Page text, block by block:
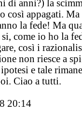
di anni?) la
così appagati. Ma
la fede! Ma
come io ho la
così i
non riesce a
e tale
Ciao a tutti.
20:14